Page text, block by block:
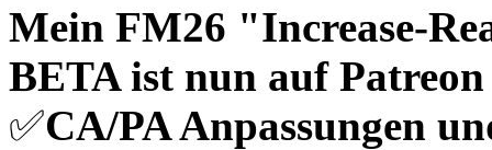
Mein FM26 "Increase-
BETA ist nun auf
✅CA/PA Anpassungen